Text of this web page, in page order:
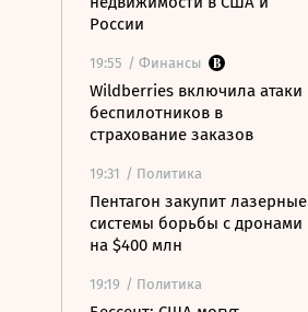
России
19:55 / Финансы
Wildberries включила атаки
беспилотников в
страхование заказов
19:31 / Политика
Пентагон закупит лазерные
системы борьбы с дронами
на $400 млн
19:19 / Политика